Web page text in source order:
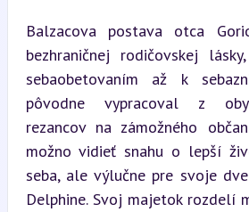
Balzacova postava otca
bezhraničnej rodičovskej
sebaobetovaním až k
pôvodne vypracoval z
rezancov na zámožného
možno vidieť snahu o lepší
seba, ale výlučne pre svoje
Delphine. Svoj majetok rozdelí